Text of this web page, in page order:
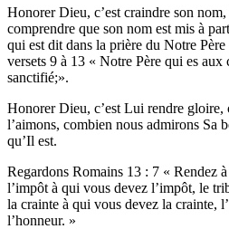
Honorer Dieu, c’est craindre son nom,
comprendre que son nom est mis à
qui est dit dans la prière du Notre
versets 9 à 13 « Notre Père qui es
sanctifié;».
Honorer Dieu, c’est Lui rendre gloire,
l’aimons, combien nous admirons Sa
qu’Il est.
Regardons Romains 13 : 7 « Rendez
l’impôt à qui vous devez l’impôt, le
la crainte à qui vous devez la crainte,
l’honneur. »